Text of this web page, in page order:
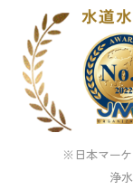
※日本マーケ
浄